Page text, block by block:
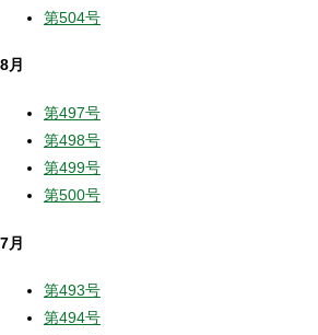
第504号
8月
第497号
第498号
第499号
第500号
7月
第493号
第494号